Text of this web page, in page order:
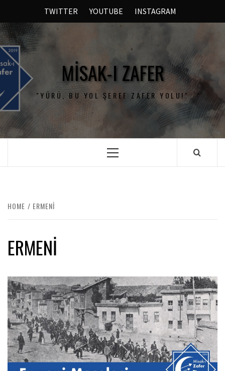
TWITTER YOUTUBE INSTAGRAM
MISAK-I ZAFER
"YÜRÜ, BU YOL ŞEREF ZAFER YOLU!"
HOME ERMENI
ERMENI